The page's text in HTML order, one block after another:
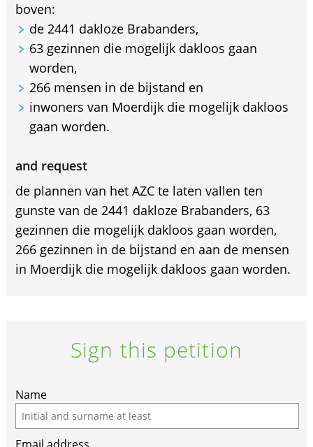
boven:
de 2441 dakloze Brabanders,
63 gezinnen die mogelijk dakloos gaan
worden,
266 mensen in de bijstand en
inwoners van Moerdijk die mogelijk dakloos
gaan worden.
and request
de plannen van het AZC te laten vallen ten
gunste van de 2441 dakloze Brabanders, 63
gezinnen die mogelijk dakloos gaan worden,
266 gezinnen in de bijstand en aan de mensen
in Moerdijk die mogelijk dakloos gaan worden.
Sign this petition
Name